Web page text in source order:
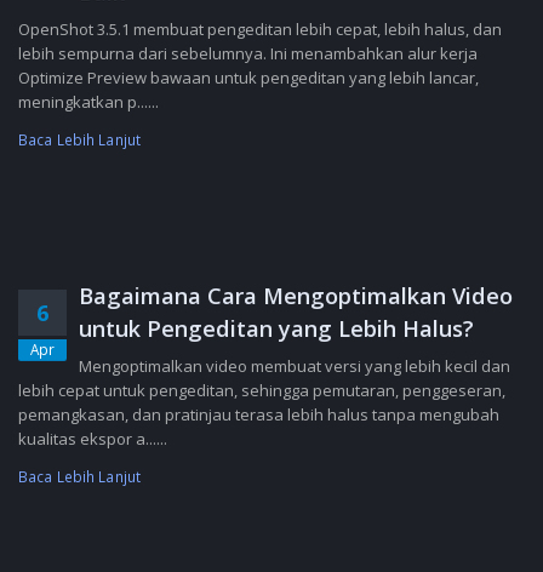
OpenShot 3.5.1 membuat pengeditan lebih cepat, lebih halus, dan
lebih sempurna dari sebelumnya. Ini menambahkan alur kerja
Optimize Preview bawaan untuk pengeditan yang lebih lancar,
meningkatkan p......
Baca Lebih Lanjut
6
Apr
Bagaimana Cara Mengoptimalkan Video
untuk Pengeditan yang Lebih Halus?
Mengoptimalkan video membuat versi yang lebih kecil dan
lebih cepat untuk pengeditan, sehingga pemutaran, penggeseran,
pemangkasan, dan pratinjau terasa lebih halus tanpa mengubah
kualitas ekspor a......
Baca Lebih Lanjut